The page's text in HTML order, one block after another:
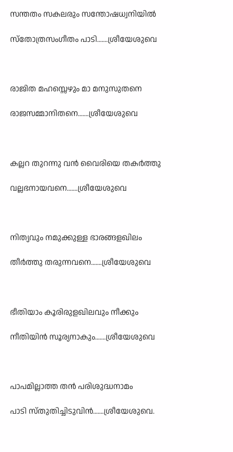
സന്തതം സകലരും സന്തോഷധ്വനിയിൽ
സ്തോത്രസംഗീതം പാടി.......ശ്രീയേശുവെ
രാജിത മഹസ്സെഴും മാ മനുസുതനെ
രാജസമ്മാനിതനെ.......ശ്രീയേശുവെ
കല്ലറ തുറന്നു വൻ വൈരിയെ തകർത്തു
വല്ലഭനായവനെ.......ശ്രീയേശുവെ
നിത്യവും നമുക്കുള്ള ഭാരങ്ങളഖിലം
തീർത്തു തരുന്നവനെ.......ശ്രീയേശുവെ
ഭീതിയാം കൂരിരുളഖിലവും നീക്കും
നീതിയിൻ സൂര്യനാകും.......ശ്രീയേശുവെ
പാപമില്ലാത്ത തൻ പരിശുദ്ധനാമം
പാടി സ്തുതിച്ചിടുവിൻ.......ശ്രീയേശുവെ.